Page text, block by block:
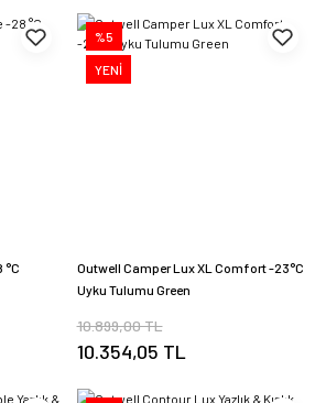
°C
%5
YENİ
Outwell Camper Lux XL Comfort -23°C
Uyku Tulumu Green
10.899,00 TL
10.354,05 TL